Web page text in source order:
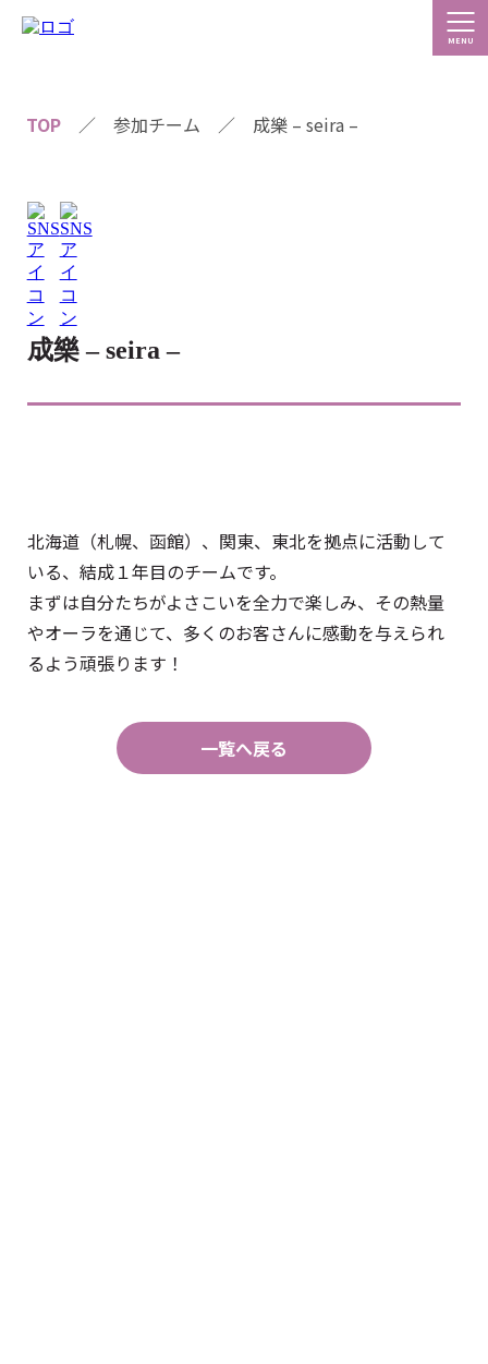
TOP ／ 参加チーム ／ 成樂 – seira –
成樂 – seira –
北海道（札幌、函館）、関東、東北を拠点に活動して
いる、結成１年目のチームです。
まずは自分たちがよさこいを全力で楽しみ、その熱量
やオーラを通じて、多くのお客さんに感動を与えられ
るよう頑張ります！
一覧へ戻る